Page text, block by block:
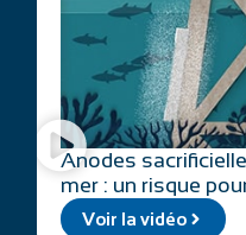
Anodes
mer : un risque
Voir la vidéo